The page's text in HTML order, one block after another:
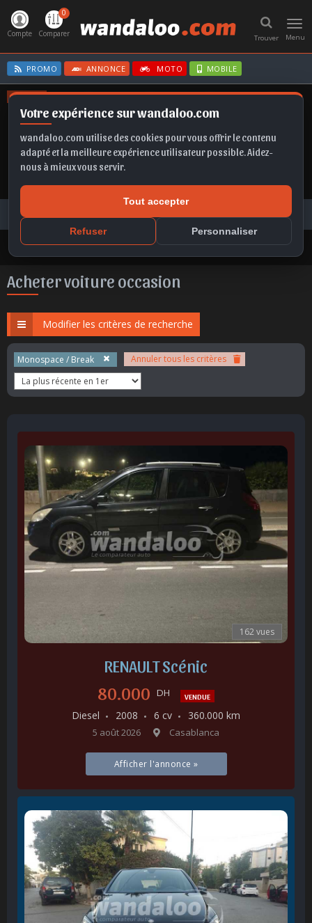
Votre expérience sur wandaloo.com
wandaloo.com utilise des cookies pour vous offrir le contenu
adapté et la meilleure expérience utilisateur possible. Aidez-
nous à mieux vous servir.
Tout accepter
Refuser Personnaliser
Menu
Trouver
Compte
0
Comparer
PROMO ANNONCE MOTO MOBILE
OFFRES
GRANDLAND KAMIQ FRONTERA EV
Voiture Occasion Maroc
Toutes les annonces
Acheter voiture occasion au Maroc
Acheter voiture occasion
Modifier les critères de recherche
Monospace / Break Annuler tous les critères
162 vues
RENAULT Scénic
80.000 DH VENDUE
Diesel 2008 6 cv 360.000 km
5 août 2026 Casablanca
Afficher l'annonce »